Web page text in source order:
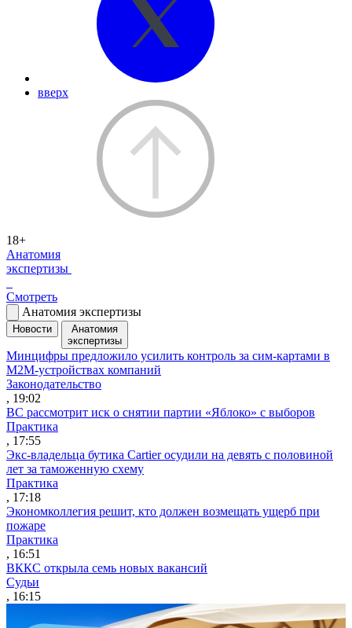
вверх
18+
Анатомия
экспертизы
Смотреть
Анатомия экспертизы
Новости
Анатомия
экспертизы
Минцифры предложило усилить контроль за сим-картами в
M2M-устройствах компаний
Законодательство
, 19:02
ВС рассмотрит иск о снятии партии «Яблоко» с выборов
Практика
, 17:55
Экс-владельца бутика Cartier осудили на девять с половиной
лет за таможенную схему
Практика
, 17:18
Экономколлегия решит, кто должен возмещать ущерб при
пожаре
Практика
, 16:51
ВККС открыла семь новых вакансий
Судьи
, 16:15